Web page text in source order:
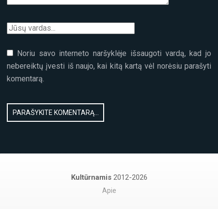
Noriu savo interneto naršyklėje išsaugoti vardą, kad jo
nebereiktų įvesti iš naujo, kai kitą kartą vėl norėsiu parašyti
komentarą.
Kultūrnamis 2012-2026
Apie